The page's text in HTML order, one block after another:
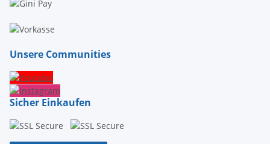
Unsere Communities
Sicher Einkaufen